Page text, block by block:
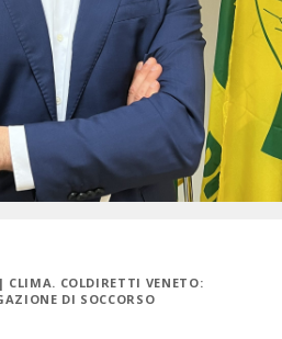
| CLIMA. COLDIRETTI VENETO:
DI SOCCORSO